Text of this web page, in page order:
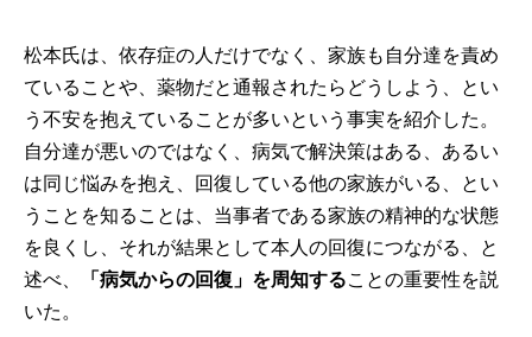
松本氏は、依存症の人だけでなく、家族も自分達を責め
ていることや、薬物だと通報されたらどうしよう、とい
う不安を抱えていることが多いという事実を紹介した。
自分達が悪いのではなく、病気で解決策はある、あるい
は同じ悩みを抱え、回復している他の家族がいる、とい
うことを知ることは、当事者である家族の精神的な状態
を良くし、それが結果として本人の回復につながる、と
述べ、
「病気からの回復」を周知することの重要性を説
いた。